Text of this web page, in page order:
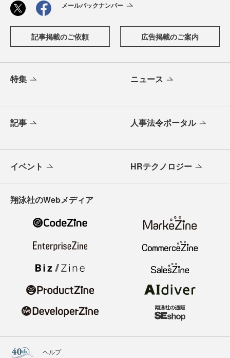
メールバックナンバー
記事掲載のご依頼 広告掲載のご案内
特集 ニュース
記事 人事法令ポータル
イベント HRテクノロジー
翔泳社のWebメディア
ヘルプ